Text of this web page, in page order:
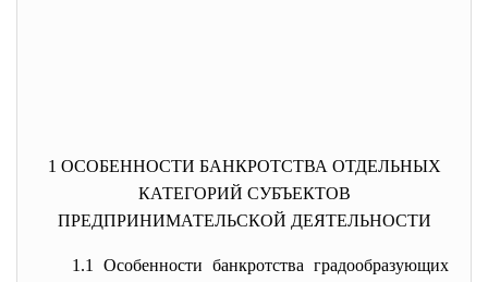
1 ОСОБЕННОСТИ БАНКРОТСТВА ОТДЕЛЬНЫХ
КАТЕГОРИЙ СУБЪЕКТОВ
ПРЕДПРИНИМАТЕЛЬСКОЙ ДЕЯТЕЛЬНОСТИ
1.1 Особенности банкротства градообразующих